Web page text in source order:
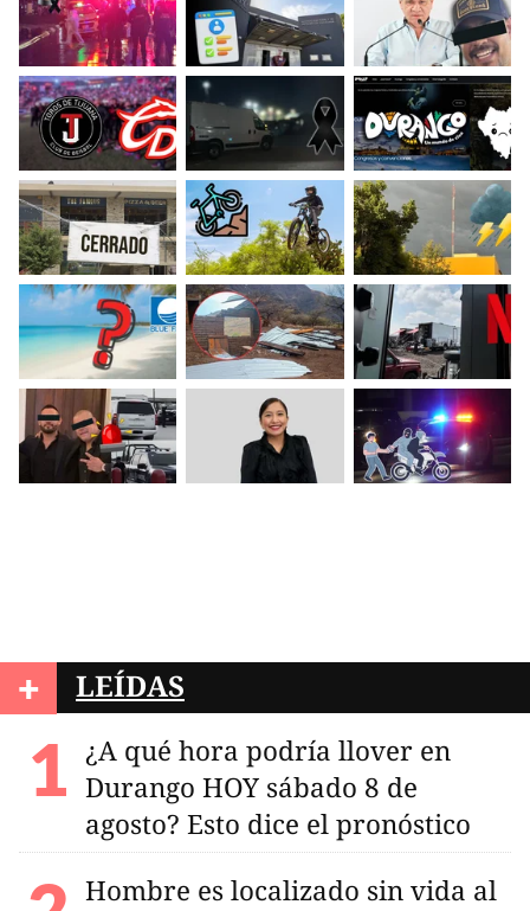
+ LEÍDAS
¿A qué hora podría llover en
Durango HOY sábado 8 de
agosto? Esto dice el pronóstico
Hombre es localizado sin vida al